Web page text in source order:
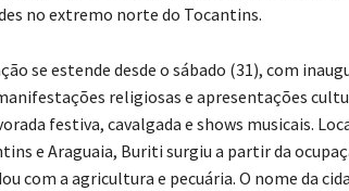
no extremo norte do Tocantins.
se estende desde o sábado (31), com
religiosas e apresentações
festiva, cavalgada e shows musicais.
e Araguaia, Buriti surgiu a partir da
com a agricultura e pecuária. O nome da